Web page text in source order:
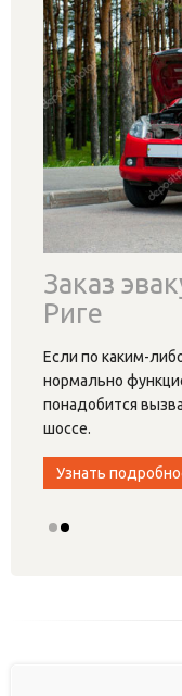
Заказ
Риге
Если по каким-
нормально
понадобится
шоссе.
Узнать